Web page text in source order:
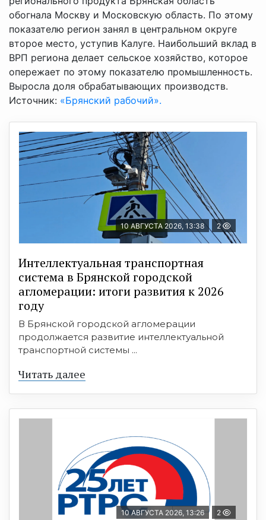
обогнала Москву и Московскую область. По этому
показателю регион занял в центральном округе
второе место, уступив Калуге. Наибольший вклад в
ВРП региона делает сельское хозяйство, которое
опережает по этому показателю промышленность.
Выросла доля обрабатывающих производств.
Источник: «Брянский рабочий».
10 АВГУСТА 2026, 13:38 2
Интеллектуальная транспортная
система в Брянской городской
агломерации: итоги развития к 2026
году
В Брянской городской агломерации
продолжается развитие интеллектуальной
транспортной системы ...
Читать далее
10 АВГУСТА 2026, 13:26 2